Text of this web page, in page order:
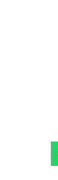
zdarma)